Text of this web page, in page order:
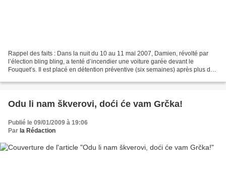
Rappel des faits : Dans la nuit du 10 au 11 mai 2007, Damien, révolté par
l’élection bling bling, a tenté d’incendier une voiture garée devant le
Fouquet’s. Il est placé en détention préventive (six semaines) après plus de
Odu li nam škverovi, doći će vam Grčka!
Publié le 09/01/2009 à 19:06
Par la Rédaction